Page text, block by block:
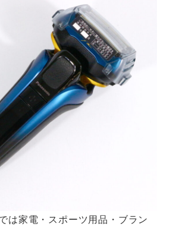
は家電・スポーツ用品・ブラン